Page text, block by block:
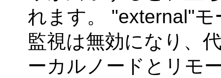
れます。 "external"モ
監視は無効になり、
ーカルノードとリモ